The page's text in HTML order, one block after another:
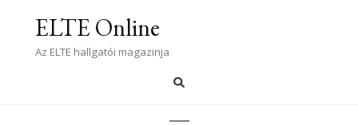
ELTE Online
Az ELTE hallgatói magazinja